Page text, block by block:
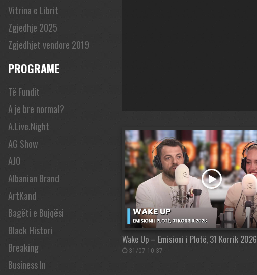
Vitrina e Librit
Zgjedhje 2025
Zgjedhjet vendore 2019
PROGRAME
Të Fundit
A je bre normal?
A.Live.Night
AG Show
AJO
Albanian Brand
ArtKand
Bagëti e Bujqësi
Black Histori
Breaking
Business In
Wake Up – Emisioni i Plotë, 31 Korrik 2026
31/07 10:37